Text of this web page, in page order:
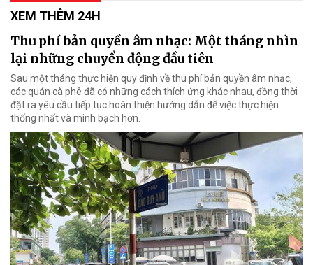
XEM THÊM 24H
Thu phí bản quyền âm nhạc: Một tháng nhìn
lại những chuyển động đầu tiên
Sau một tháng thực hiện quy định về thu phí bản quyền âm nhạc,
các quán cà phê đã có những cách thích ứng khác nhau, đồng thời
đặt ra yêu cầu tiếp tục hoàn thiện hướng dẫn để việc thực hiện
thống nhất và minh bạch hơn.